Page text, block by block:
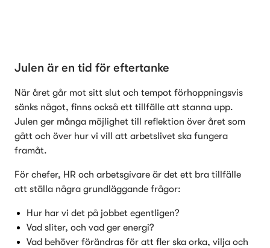
Julen är en tid för eftertanke
När året går mot sitt slut och tempot förhoppningsvis
sänks något, finns också ett tillfälle att stanna upp.
Julen ger många möjlighet till reflektion över året som
gått och över hur vi vill att arbetslivet ska fungera
framåt.
För chefer, HR och arbetsgivare är det ett bra tillfälle
att ställa några grundläggande frågor:
Hur har vi det på jobbet egentligen?
Vad sliter, och vad ger energi?
Vad behöver förändras för att fler ska orka, vilja och